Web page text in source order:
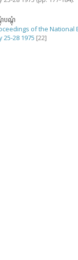
បណ្តុំ
of the National
25-28 1975 [22]